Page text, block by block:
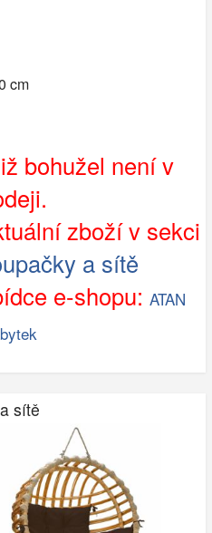
cm
bohužel není v
zboží v sekci
a sítě
e-shopu:ATAN
sítě